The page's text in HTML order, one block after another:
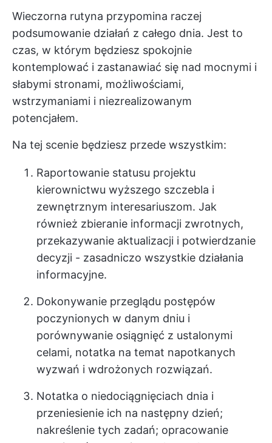
Wieczorna rutyna przypomina raczej
podsumowanie działań z całego dnia. Jest to
czas, w którym będziesz spokojnie
kontemplować i zastanawiać się nad mocnymi i
słabymi stronami, możliwościami,
wstrzymaniami i niezrealizowanym
potencjałem.
Na tej scenie będziesz przede wszystkim:
Raportowanie statusu projektu
kierownictwu wyższego szczebla i
zewnętrznym interesariuszom. Jak
również zbieranie informacji zwrotnych,
przekazywanie aktualizacji i potwierdzanie
decyzji - zasadniczo wszystkie działania
informacyjne.
Dokonywanie przeglądu postępów
poczynionych w danym dniu i
porównywanie osiągnięć z ustalonymi
celami, notatka na temat napotkanych
wyzwań i wdrożonych rozwiązań.
Notatka o niedociągnięciach dnia i
przeniesienie ich na następny dzień;
nakreślenie tych zadań; opracowanie